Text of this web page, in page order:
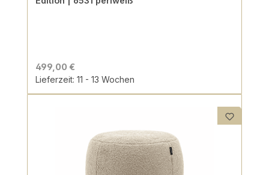
499,00 €
Lieferzeit: 11 - 13 Wochen